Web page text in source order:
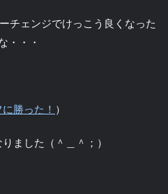
チェンジでけっこう良くなった
・・・
勝った！ ）
ました（＾＿＾；）